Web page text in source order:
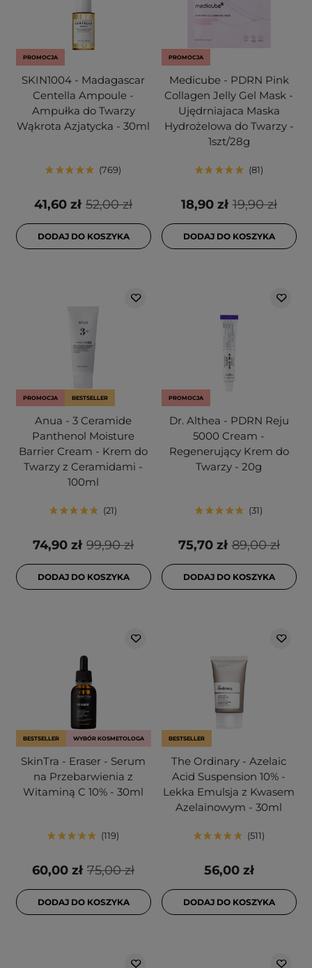
PROMOCJA
SKIN1004 - Madagascar
Centella Ampoule -
Ampułka do Twarzy
Wąkrota Azjatycka - 30ml
769
52,00 zł
41,60 zł
DODAJ DO KOSZYKA
PROMOCJA
Medicube - PDRN Pink
Collagen Jelly Gel Mask -
Ujędrniajaca Maska
Hydrożelowa do Twarzy -
1szt/28g
81
19,90 zł
18,90 zł
DODAJ DO KOSZYKA
PROMOCJA BESTSELLER
Anua - 3 Ceramide
Panthenol Moisture
Barrier Cream - Krem do
Twarzy z Ceramidami -
100ml
21
99,90 zł
74,90 zł
DODAJ DO KOSZYKA
PROMOCJA
Dr. Althea - PDRN Reju
5000 Cream -
Regenerujący Krem do
Twarzy - 20g
31
89,00 zł
75,70 zł
DODAJ DO KOSZYKA
BESTSELLER WYBÓR KOSMETOLOGA
SkinTra - Eraser - Serum
na Przebarwienia z
Witaminą C 10% - 30ml
119
75,00 zł
60,00 zł
DODAJ DO KOSZYKA
BESTSELLER
The Ordinary - Azelaic
Acid Suspension 10% -
Lekka Emulsja z Kwasem
Azelainowym - 30ml
511
56,00 zł
DODAJ DO KOSZYKA